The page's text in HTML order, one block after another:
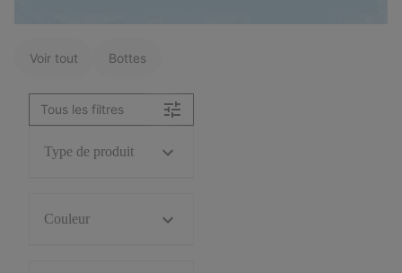
Voir tout Bottes
Tous les filtres
Type de produit
Couleur